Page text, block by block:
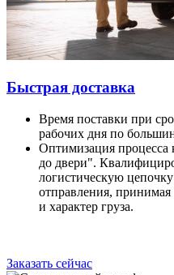
Быстрая доставка
Время поставки при
рабочих дня по
Оптимизация процесса
до двери".
логистическую
отправления,
и характер груза.
Заказать сейчас